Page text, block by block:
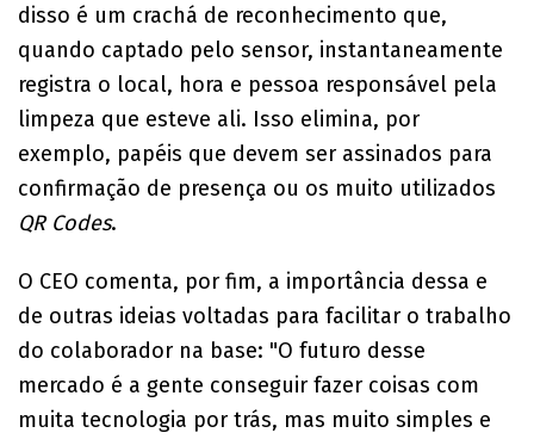
disso é um crachá de reconhecimento que,
quando captado pelo sensor, instantaneamente
registra o local, hora e pessoa responsável pela
limpeza que esteve ali. Isso elimina, por
exemplo, papéis que devem ser assinados para
confirmação de presença ou os muito utilizados
QR Codes.
O CEO comenta, por fim, a importância dessa e
de outras ideias voltadas para facilitar o trabalho
do colaborador na base: "O futuro desse
mercado é a gente conseguir fazer coisas com
muita tecnologia por trás, mas muito simples e